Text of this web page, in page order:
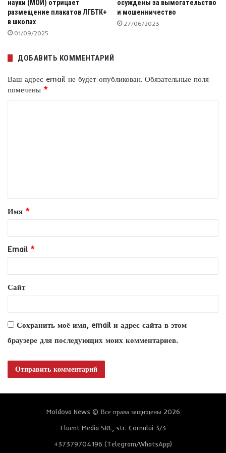
науки (МОИ) отрицает
размещение плакатов ЛГБТК+
в школах
01/09/2025
осуждены за вымогательство
и мошенничество
27/06/2023
ДОБАВИТЬ КОММЕНТАРИЙ
Ваш адрес email не будет опубликован. Обязательные поля
помечены *
т
а
и
й
*
Имя *
Email *
Сайт
Сохранить моё имя, email и адрес сайта в этом
браузере для последующих моих комментариев.
Moldova News © Все права защищены 2026
Fluent Media SRL, str. Cornului 3/3
+37379704196 (Telegram/WhatsApp)